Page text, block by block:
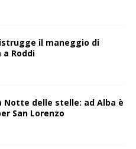
il maneggio di
a Roddi
Notte delle stelle: ad Alba è
San Lorenzo